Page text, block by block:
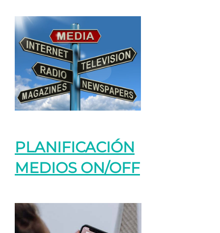
PLANIFICACIÓN
MEDIOS ON/OFF